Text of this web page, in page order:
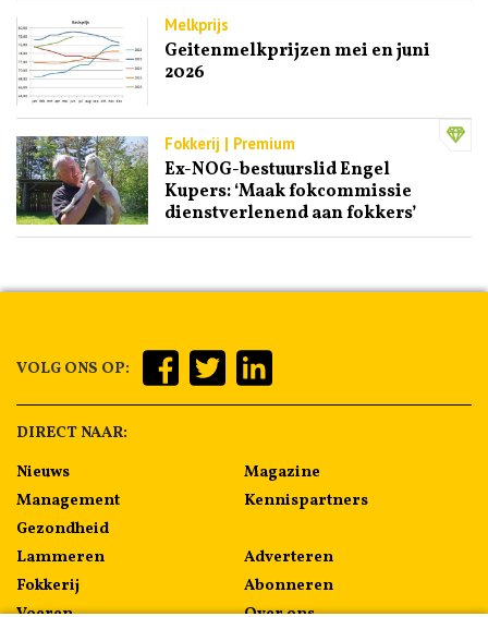
Melkprijs
Geitenmelkprijzen mei en juni
2026
Fokkerij | Premium
Ex-NOG-bestuurslid Engel
Kupers: ‘Maak fokcommissie
dienstverlenend aan fokkers’
VOLG ONS OP:
DIRECT NAAR:
Nieuws
Management
Gezondheid
Lammeren
Fokkerij
Magazine
Kennispartners
Adverteren
Abonneren